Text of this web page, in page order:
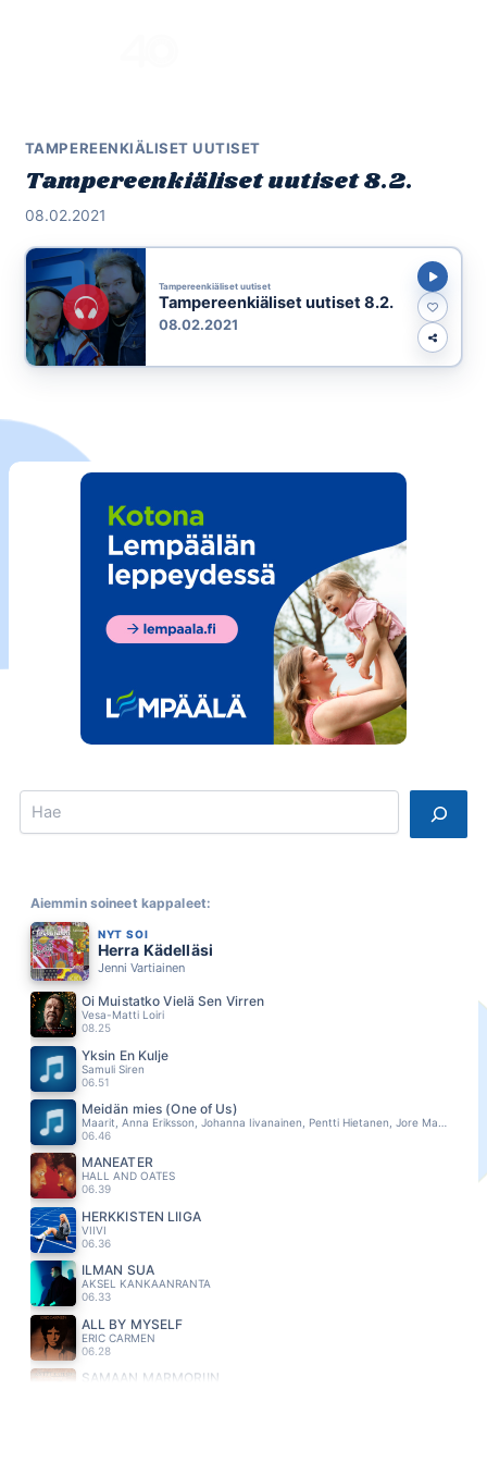
TAMPEREENKIÄLISET UUTISET
Tampereenkiäliset uutiset 8.2.
08.02.2021
Tampereenkiäliset uutiset
Tampereenkiäliset uutiset 8.2.
08.02.2021
Search
Aiemmin soineet kappaleet:
NYT SOI
Herra Kädelläsi
Jenni Vartiainen
Oi Muistatko Vielä Sen Virren
Vesa-Matti Loiri
08.25
Yksin En Kulje
Samuli Siren
06.51
Meidän mies (One of Us)
06.46
MANEATER
HALL AND OATES
06.39
HERKKISTEN LIIGA
VIIVI
06.36
ILMAN SUA
AKSEL KANKAANRANTA
06.33
ALL BY MYSELF
ERIC CARMEN
06.28
SAMAAN MARMORIIN